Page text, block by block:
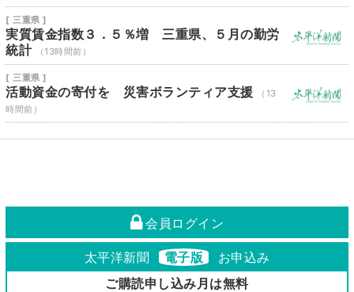
[ 三重県 ]
実質賃金指数３．５％増 三重県、５月の勤労
統計
（13時間前）
[ 三重県 ]
活動資金の寄付を 災害ボランティア支援
（13
時間前）
会員ログイン
太平洋新聞 電子版
お申込み
ご購読申し込み月は無料